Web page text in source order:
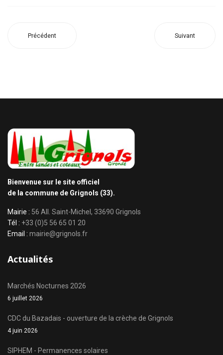
Précédent Suivant
Bienvenue sur le site officiel
de la commune de Grignols (33).
Mairie : 56 All. Saint-Michel, 33690 Grignols
Tél : +33 (0)5 56 65 01 20
Email : mairie@grignols.fr
Actualités
Marchés Nocturnes 2026
6 juillet 2026
CDC du Bazadais - ouverture de la crèche de Grignols
4 juin 2026
SIPHEM - Permanences solaires